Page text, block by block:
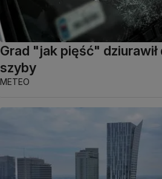
Grad "jak pięść" dziurawił
szyby
METEO